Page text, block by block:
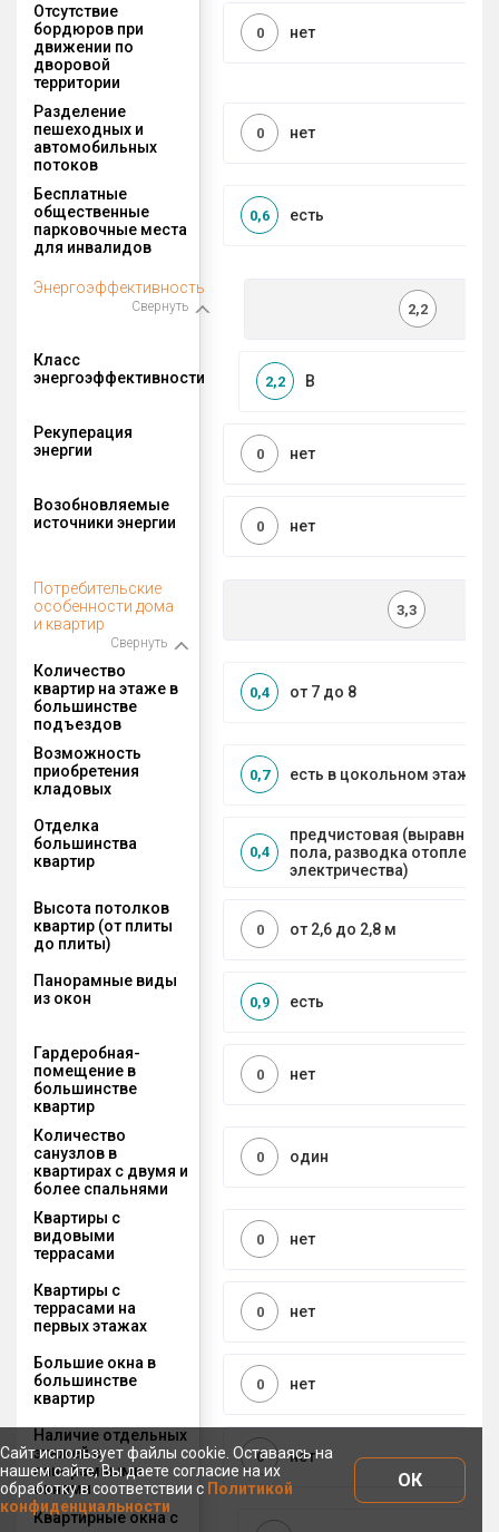
Отсутствие
бордюров при
движении по
дворовой
территории
нет
0
Разделение
пешеходных и
автомобильных
потоков
нет
0
Бесплатные
общественные
парковочные места
для инвалидов
есть
0,6
Энергоэффективность
Свернуть 2,2
Класс
энергоэффективности
B
2,2
Рекуперация
энергии
нет
0
Возобновляемые
источники энергии
нет
0
Потребительские
особенности дома
и квартир
Свернуть
3,3
Количество
квартир на этаже в
большинстве
подъездов
от 7 до 8
0,4
Возможность
приобретения
кладовых
есть в цокольном этаже
0,7
Отделка
большинства
квартир
предчистовая
пола, разводка отопления
электричества)
0,4
Высота потолков
квартир (от плиты
до плиты)
от 2,6 до 2,8 м
0
Панорамные виды
из окон
есть
0,9
Гардеробная-
помещение в
большинстве
квартир
нет
0
Количество
санузлов в
квартирах с двумя и
более спальнями
один
0
Квартиры с
видовыми
террасами
нет
0
Квартиры с
террасами на
первых этажах
нет
0
Большие окна в
большинстве
квартир
нет
0
Наличие отдельных
этажей с
панорамными
окнами
нет
0
Квартирные окна с
Сайт использует файлы cookie. Оставаясь на
нашем сайте, Вы даете согласие на их
обработку в соответствии с Политикой
конфиденциальности
ОК